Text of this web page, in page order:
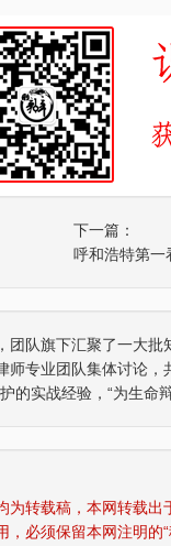
下一篇：
呼和浩特第一
队旗下汇聚了一大
师专业团队集体讨论
实战经验，“为生命
转载稿，本网转载
必须保留本网注明的